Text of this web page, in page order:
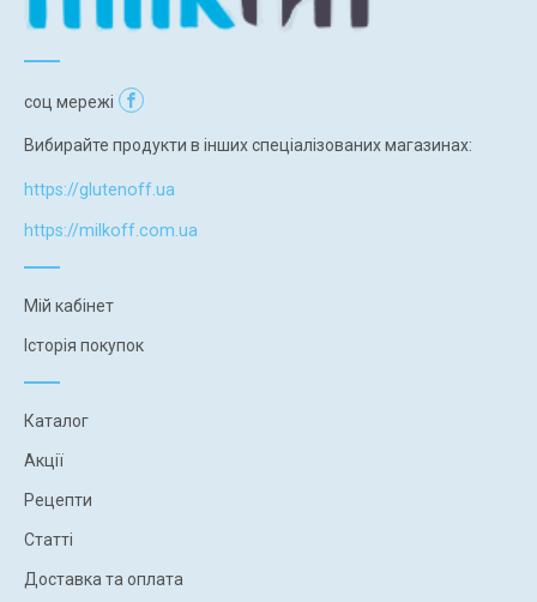
соц мережі
Вибирайте продукти в інших спеціалізованих магазинах:
https://glutenoff.ua
https://milkoff.com.ua
Мій кабінет
Історія покупок
Каталог
Акції
Рецепти
Статті
Доставка та оплата